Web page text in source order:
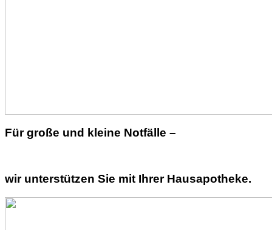
Für große und kleine Notfälle –
wir unterstützen Sie mit Ihrer Hausapotheke.